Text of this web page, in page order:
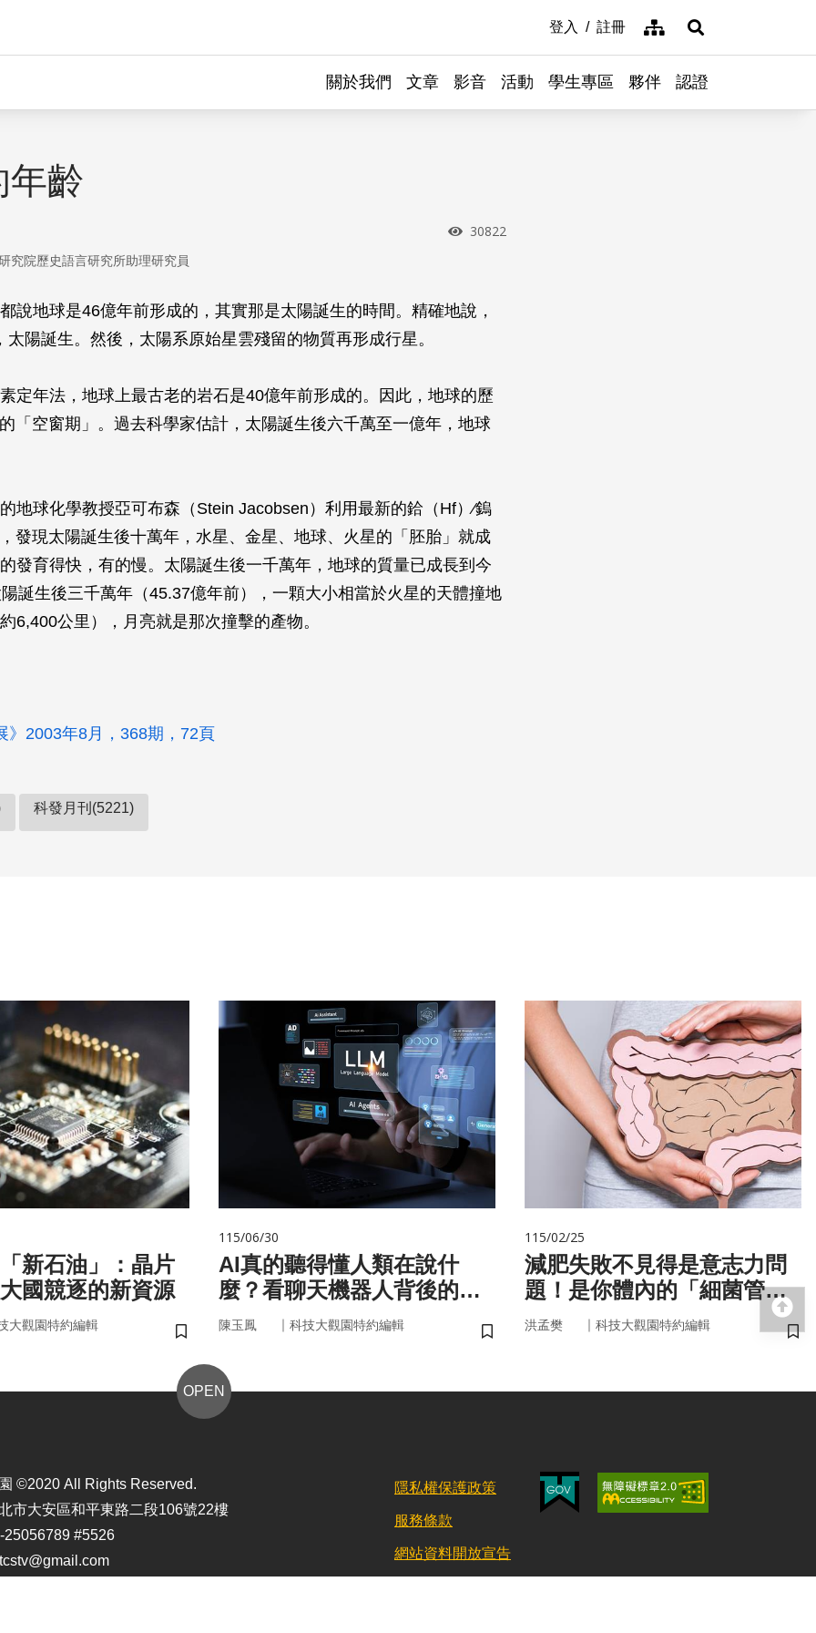
登入 註冊 網站導覽展開搜尋
關於我們 文章 影音 活動 學生專區 夥伴 認證
年齡
瀏覽次數
30822
究院歷史語言研究所助理研究員
說地球是46億年前形成的，其實那是太陽誕生的時間。精確地說，
太陽誕生。然後，太陽系原始星雲殘留的物質再形成行星。
定年法，地球上最古老的岩石是40億年前形成的。因此，地球的歷
「空窗期」。過去科學家估計，太陽誕生後六千萬至一億年，地球
地球化學教授亞可布森（Stein Jacobsen）利用最新的鉿（Hf）∕鎢
發現太陽誕生後十萬年，水星、金星、地球、火星的「胚胎」就成
發育得快，有的慢。太陽誕生後一千萬年，地球的質量已成長到今
誕生後三千萬年（45.37億年前），一顆大小相當於火星的天體撞地
6,400公里），月亮就是那次撞擊的產物。
》2003年8月，368期，72頁
科發月刊(5221)
新石油」：晶片
國競逐的新資源
大觀園特約編輯
儲存書籤
115/06/30
AI真的聽得懂人類在說什
麼？看聊天機器人背後的語
言科技
陳玉鳳 ｜ 科技大觀園特約編輯
儲存書籤
115/02/25
減肥失敗不見得是意志力問
題！是你體內的「細菌管
家」在幫你囤油
洪孟樊 ｜ 科技大觀園特約編輯
儲
OPEN
©2020 All Rights Reserved.
市大安區和平東路二段106號22樓
25056789 #5526
隱私權保護政策
服務條款
網站資料開放宣告
回